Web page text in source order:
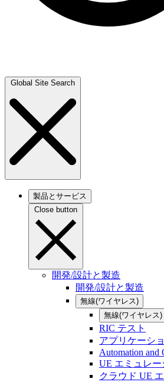
Global Site Search
製品とサービス
Close button
開発/設計と製造
開発/設計と製造
無線(ワイヤレス)
無線(ワイヤレス)
RIC テスト
アプリケーシ
Automation and
UE エミュレー
クラウド UE